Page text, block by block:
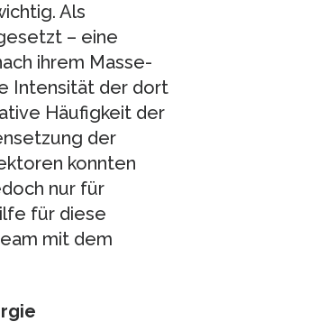
Als
– eine
ihrem Masse-
Intensität der dort
Häufigkeit der
der
konnten
nur für
für diese
mit dem